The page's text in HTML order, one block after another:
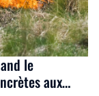
le
aux